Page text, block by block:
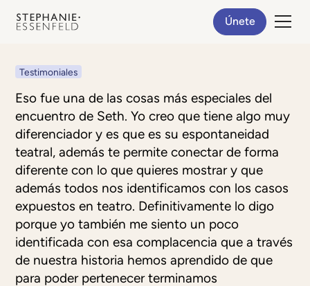
Únete
Testimoniales
Eso fue una de las cosas más especiales del
encuentro de Seth. Yo creo que tiene algo muy
diferenciador y es que es su espontaneidad
teatral, además te permite conectar de forma
diferente con lo que quieres mostrar y que
además todos nos identificamos con los casos
expuestos en teatro. Definitivamente lo digo
porque yo también me siento un poco
identificada con esa complacencia que a través
de nuestra historia hemos aprendido de que
para poder pertenecer terminamos